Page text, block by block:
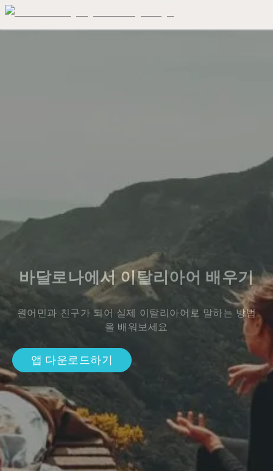
바달로나에서 이탈리아어 배우기
원어민과 친구가 되어 실제 이탈리아어로 말하는 방법
을 배워보세요
앱 다운로드하기